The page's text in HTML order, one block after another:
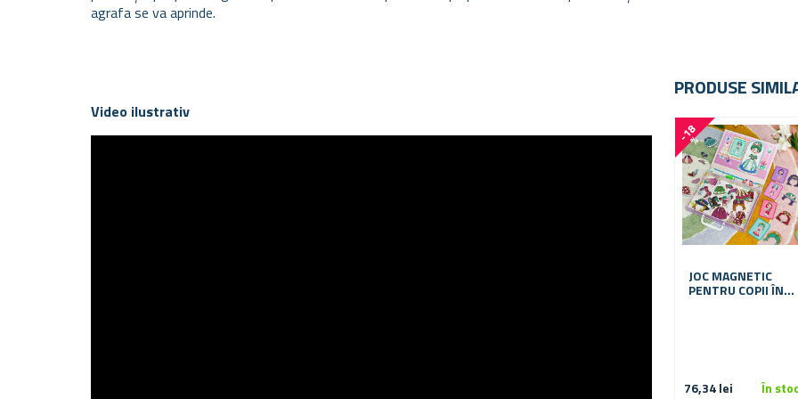
agrafa se va aprinde.
Video ilustrativ
PRODUSE
-
1
8
%
JOC MAGNETIC
PENTRU COPII ÎN
76,34 lei În stoc